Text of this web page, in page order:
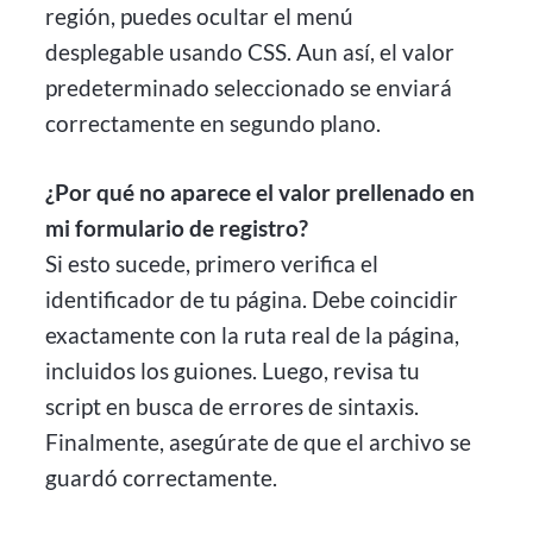
región, puedes ocultar el menú
desplegable usando CSS. Aun así, el valor
predeterminado seleccionado se enviará
correctamente en segundo plano.
¿Por qué no aparece el valor prellenado en
mi formulario de registro?
Si esto sucede, primero verifica el
identificador de tu página. Debe coincidir
exactamente con la ruta real de la página,
incluidos los guiones. Luego, revisa tu
script en busca de errores de sintaxis.
Finalmente, asegúrate de que el archivo se
guardó correctamente.